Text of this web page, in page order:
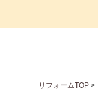
リフォームTOP >